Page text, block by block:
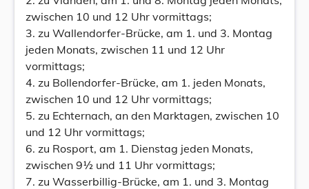
zwischen 10 und 12 Uhr vormittags;
3. zu Wallendorfer-Brücke, am 1. und 3. Montag
jeden Monats, zwischen 11 und 12 Uhr
vormittags;
4. zu Bollendorfer-Brücke, am 1. jeden Monats,
zwischen 10 und 12 Uhr vormittags;
5. zu Echternach, an den Marktagen, zwischen 10
und 12 Uhr vormittags;
6. zu Rosport, am 1. Dienstag jeden Monats,
zwischen 9½ und 11 Uhr vormittags;
7. zu Wasserbillig-Brücke, am 1. und 3. Montag